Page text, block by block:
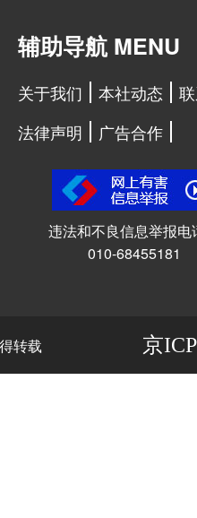
辅助导航 MENU
关于我们 本社动态
法律声明
广告合作
违法和不良信息举报电
010-68455181
转载 京